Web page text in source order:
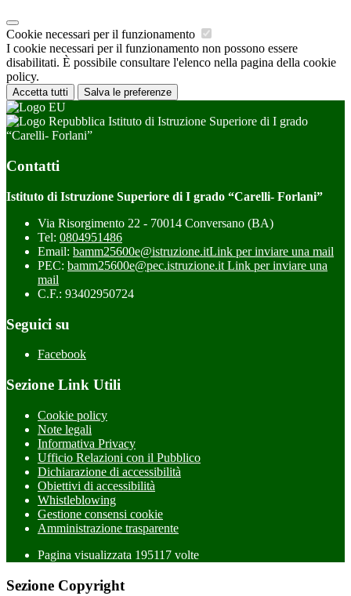
Cookie necessari per il funzionamento
I cookie necessari per il funzionamento non possono essere
disabilitati. È possibile consultare l'elenco nella pagina della cookie
policy.
Accetta tutti Salva le preferenze
Istituto di Istruzione Superiore di I grado
“Carelli- Forlani”
Contatti
Istituto di Istruzione Superiore di I grado “Carelli- Forlani”
Via Risorgimento 22 - 70014 Conversano (BA)
Tel: 0804951486
Email: bamm25600e@istruzione.itLink per inviare una mail
PEC: bamm25600e@pec.istruzione.it Link per inviare una
mail
C.F.: 93402950724
Seguici su
Facebook
Sezione Link Utili
Cookie policy
Note legali
Informativa Privacy
Ufficio Relazioni con il Pubblico
Dichiarazione di accessibilità
Obiettivi di accessibilità
Whistleblowing
Gestione consensi cookie
Amministrazione trasparente
Pagina visualizzata 195117 volte
Sezione Copyright